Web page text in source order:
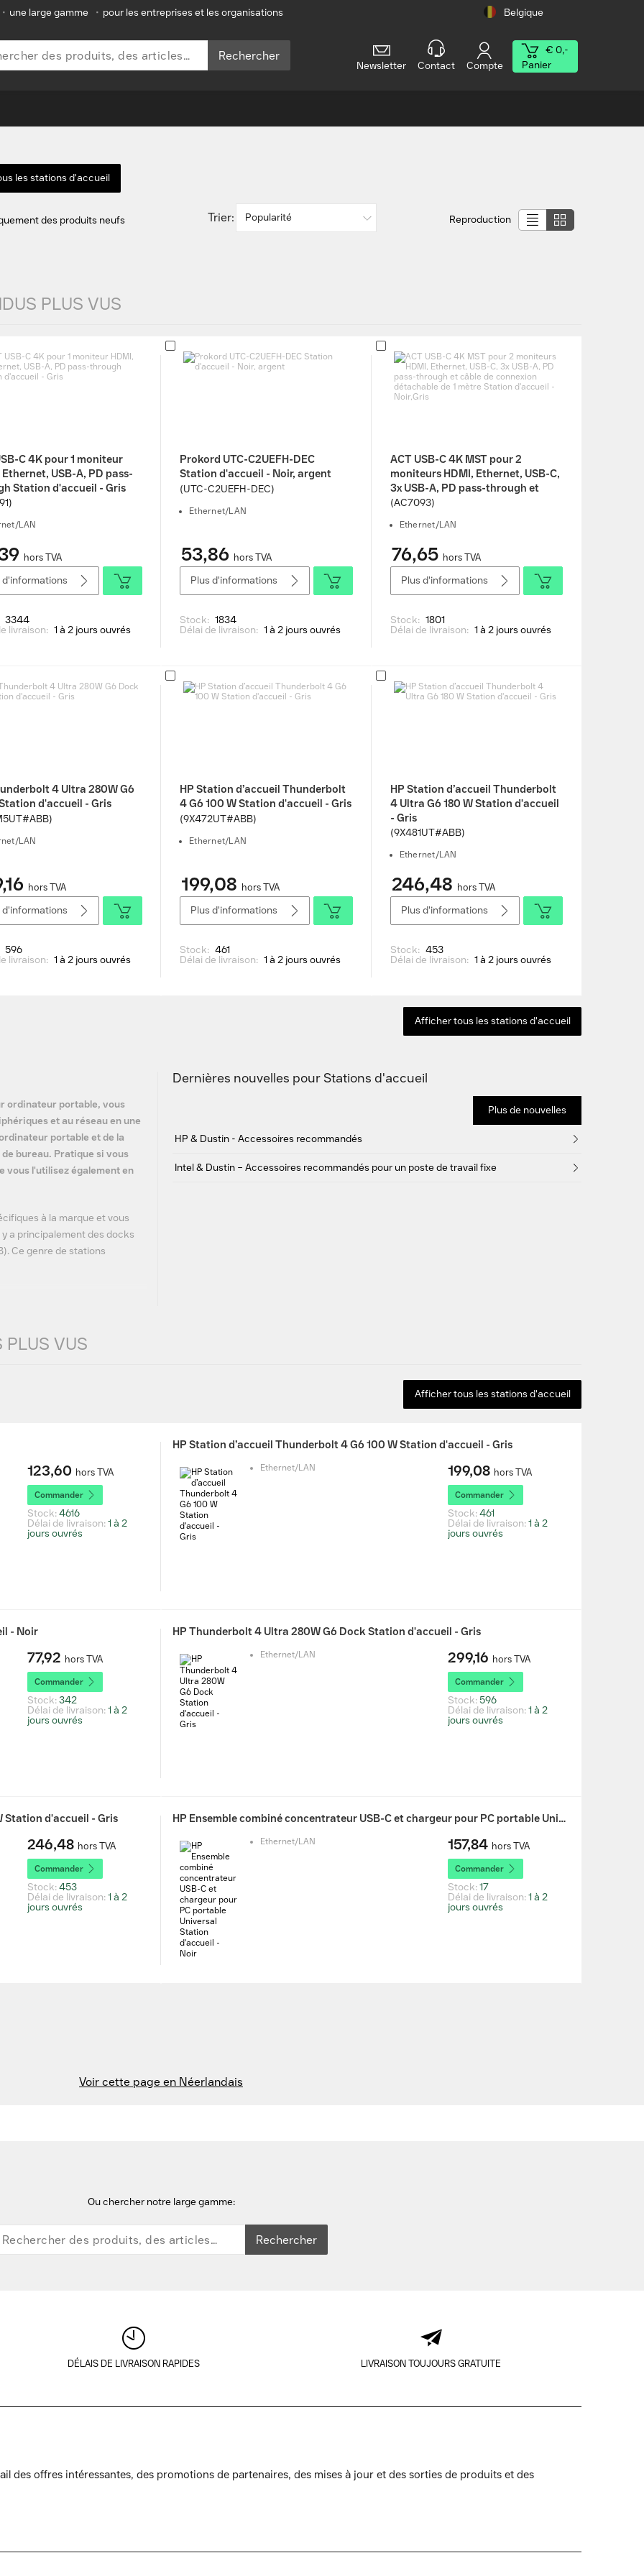
• une large gamme • pour les entreprises et les organisations Belgique
Rechercher
Newsletter Contact Compte
€ 0,-
Panier
les stations d'accueil
des produits neufs Trier: Popularité Reproduction
PLUS VUS
C 4K pour 1 moniteur
Ethernet, USB-A, PD pass-
Station d'accueil - Gris
LAN
hors TVA
d'informations
3344
livraison: 1 à 2 jours ouvrés
Prokord UTC-C2UEFH-DEC
Station d'accueil - Noir, argent
(UTC-C2UEFH-DEC)
Ethernet/LAN
53,86 hors TVA
Plus d'informations
Stock: 1834
Délai de livraison: 1 à 2 jours ouvrés
ACT USB-C 4K MST pour 2
moniteurs HDMI, Ethernet, USB-C,
3x USB-A, PD pass-through et
câble de connexion détachable de
Noir,Gris
(AC7093)
Ethernet/LAN
76,65 hors TVA
Plus d'informations
Stock: 1801
Délai de livraison: 1 à 2 jours ouvrés
4 Ultra 280W G6
d'accueil - Gris
LAN
hors TVA
d'informations
596
livraison: 1 à 2 jours ouvrés
HP Station d’accueil Thunderbolt
4 G6 100 W Station d'accueil - Gris
(9X472UT#ABB)
Ethernet/LAN
199,08 hors TVA
Plus d'informations
Stock: 461
Délai de livraison: 1 à 2 jours ouvrés
HP Station d’accueil Thunderbolt
4 Ultra G6 180 W Station d'accueil
- Gris
(9X481UT#ABB)
Ethernet/LAN
246,48 hors TVA
Plus d'informations
Stock: 453
Délai de livraison: 1 à 2 jours ouvrés
Afficher tous les stations d'accueil
ordinateur portable, vous
et au réseau en une
portable et de la
bureau. Pratique si vous
vous l'utilisez également en
à la marque et vous
a principalement des docks
Ce genre de stations
de la compatibilité avec
ordinateur portable? Chez
Dernières nouvelles pour Stations d'accueil
Plus de nouvelles
HP & Dustin - Accessoires recommandés
Intel & Dustin – Accessoires recommandés pour un poste de travail fixe
PLUS VUS
Afficher tous les stations d'accueil
123,60 hors TVA
Commander
Stock:4616
Délai de livraison:1 à 2
jours ouvrés
HP Station d’accueil Thunderbolt 4 G6 100 W Station d'accueil - Gris
Ethernet/LAN 199,08 hors TVA
Commander
Stock:461
Délai de livraison:1 à 2
jours ouvrés
- Noir
77,92 hors TVA
Commander
Stock:342
Délai de livraison:1 à 2
jours ouvrés
HP Thunderbolt 4 Ultra 280W G6 Dock Station d'accueil - Gris
Ethernet/LAN 299,16 hors TVA
Commander
Stock:596
Délai de livraison:1 à 2
jours ouvrés
Station d'accueil - Gris
246,48 hors TVA
Commander
Stock:453
Délai de livraison:1 à 2
jours ouvrés
HP Ensemble combiné concentrateur USB-C et chargeur pour PC portable Universal Station d'accueil - Noir
Ethernet/LAN 157,84 hors TVA
Commander
Stock:17
Délai de livraison:1 à 2
jours ouvrés
Voir cette page en Néerlandais
Ou chercher notre large gamme:
Rechercher
DÉLAIS DE LIVRAISON RAPIDES LIVRAISON TOUJOURS GRATUITE
des offres intéressantes, des promotions de partenaires, des mises à jour et des sorties de produits et des